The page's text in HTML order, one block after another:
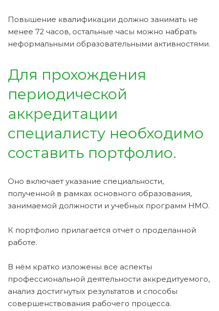
Повышение квалификации должно занимать не
менее 72 часов, остальные часы можно набрать
неформальными образовательными активностями.
Для прохождения
периодической
аккредитации
специалисту необходимо
составить портфолио.
Оно включает указание специальности,
полученной в рамках основного образования,
занимаемой должности и учебных программ НМО.
К портфолио прилагается отчет о проделанной
работе.
В нём кратко изложены все аспекты
профессиональной деятельности аккредитуемого,
анализ достигнутых результатов и способы
совершенствования рабочего процесса.